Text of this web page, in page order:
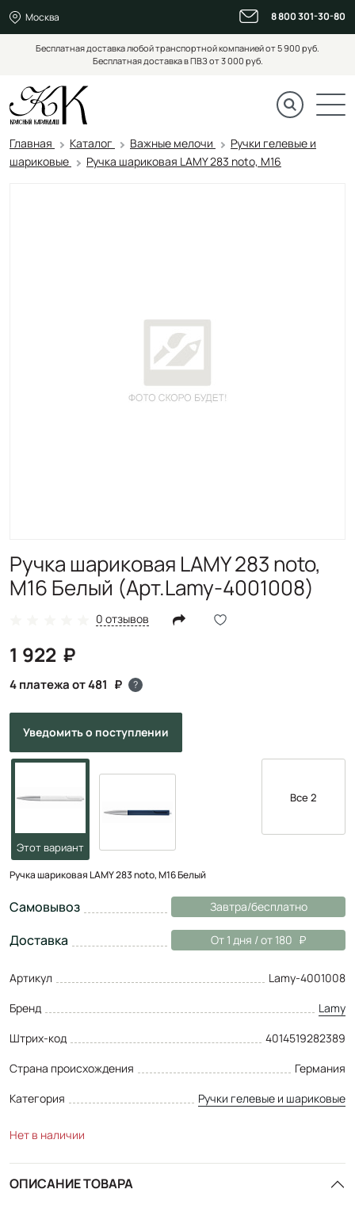
Москва 8 800 301-30-80
Бесплатная доставка любой транспортной компанией от 5 900 руб.
Бесплатная доставка в ПВЗ от 3 000 руб.
Главная Каталог Важные мелочи
Ручки гелевые и
шариковые
Ручка шариковая LAMY 283 noto, M16
Ручка шариковая LAMY 283 noto,
M16 Белый (Арт.Lamy-4001008)
0 отзывов
1 922
4 платежа от 481 ?
Уведомитьо поступлении
Все 2
Ручка шариковая LAMY 283 noto, M16 Белый
Самовывоз Завтра/бесплатно
Доставка От 1 дня / от 180
Артикул
Lamy-4001008
Бренд
Lamy
Штрих-код
4014519282389
Страна происхождения
Германия
Категория
Ручки гелевые и шариковые
Нет в наличии
ОПИСАНИЕ ТОВАРА